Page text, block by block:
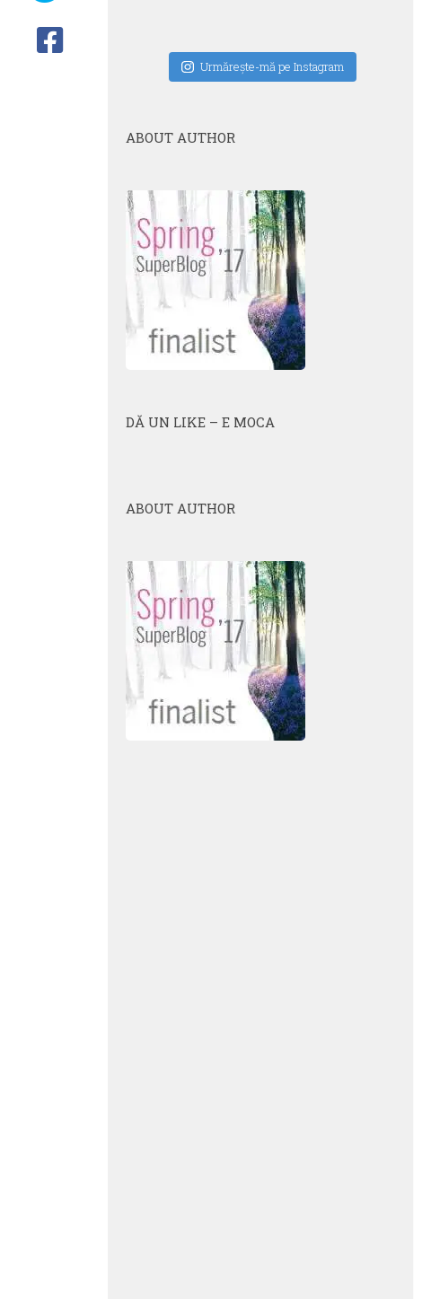
Urmăreşte-mă pe Instagram
ABOUT AUTHOR
DĂ UN LIKE – E MOCA
ABOUT AUTHOR